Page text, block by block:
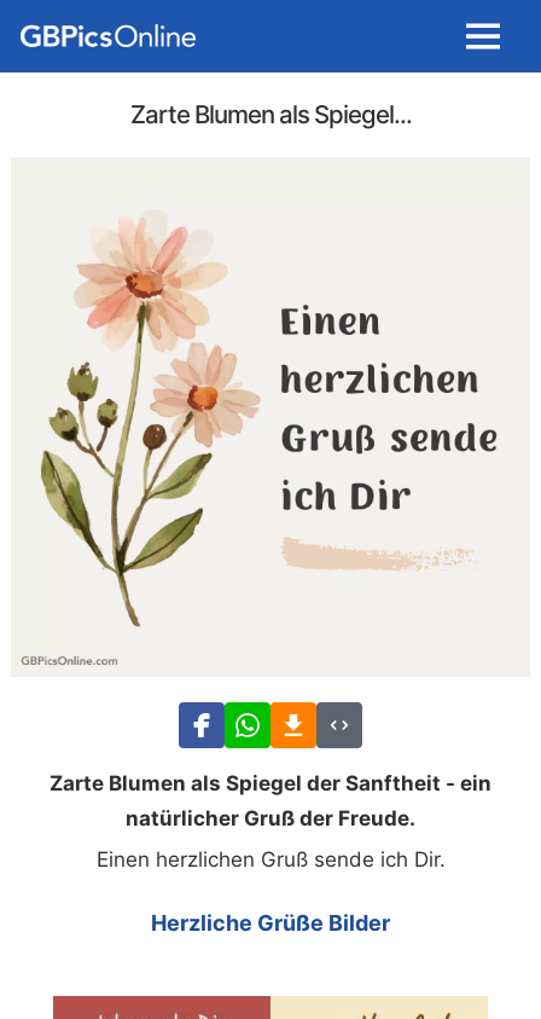
Menu
Zarte Blumen als Spiegel...
Zarte Blumen als Spiegel der Sanftheit - ein
natürlicher Gruß der Freude.
Einen herzlichen Gruß sende ich Dir.
Herzliche Grüße Bilder